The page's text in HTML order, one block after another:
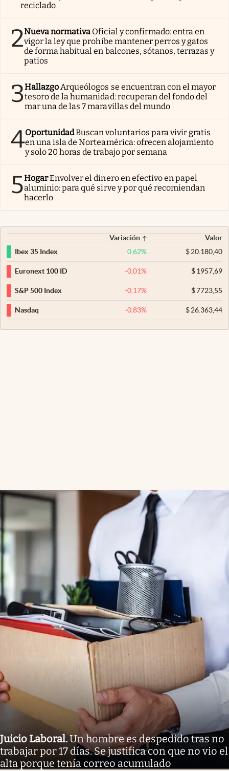
reciclado
2Nueva normativa Oficial y confirmado: entra en
vigor la ley que prohíbe mantener perros y gatos
de forma habitual en balcones, sótanos, terrazas y
patios
3Hallazgo Arqueólogos se encuentran con el mayor
tesoro de la humanidad: recuperan del fondo del
mar una de las 7 maravillas del mundo
4OportunidadBuscan voluntarios para vivir gratis
en una isla de Norteamérica: ofrecen alojamiento
y solo 20 horas de trabajo por semana
5HogarEnvolver el dinero en efectivo en papel
aluminio: para qué sirve y por qué recomiendan
hacerlo
Variación
Valor
Ibex 35 Index
0,62% $20.180,40
Euronext 100 ID -0,01% $1957,69
S&P 500 Index -0,17% $7723,55
Nasdaq -0,83% $26.363,44
Juicio Laboral.Un hombre es despedido tras no
trabajar por 17 días. Se justifica con que no vio el
alta porque tenía correo acumulado